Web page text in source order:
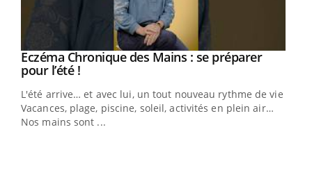
Youtube
Eczéma Chronique des Mains : se préparer
pour l’été !Youtube
L'été arrive… et avec lui, un tout nouveau rythme de vie !
Vacances, plage, piscine, soleil, activités en plein air…
Nos mains sont ...